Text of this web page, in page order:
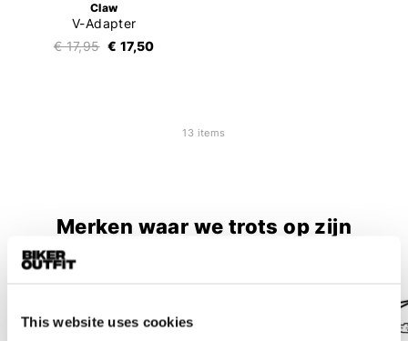
This website uses cookies
Claw
V-Adapter
€ 17,95 € 17,50
13 items
Merken waar we trots op zijn